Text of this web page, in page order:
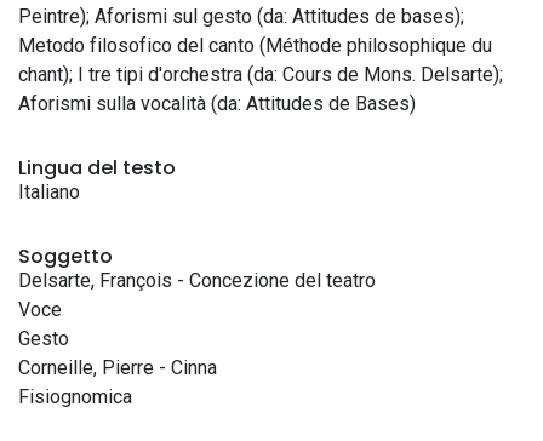
Peintre); Aforismi sul gesto (da: Attitudes de bases);
Metodo filosofico del canto (Méthode philosophique du
chant); I tre tipi d'orchestra (da: Cours de Mons. Delsarte);
Aforismi sulla vocalità (da: Attitudes de Bases)
Lingua del testo
Italiano
Soggetto
Delsarte, François - Concezione del teatro
Voce
Gesto
Corneille, Pierre - Cinna
Fisiognomica